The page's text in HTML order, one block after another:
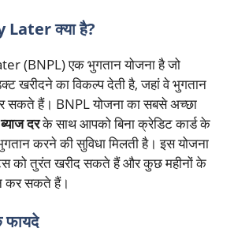
क्या है?
(BNPL) एक भुगतान योजना है जो
खरीदने का विकल्प देती है, जहां वे भुगतान
सकते हैं। BNPL योजना का सबसे अच्छा
दरके साथ आपको बिना क्रेडिट कार्ड के
करने की सुविधा मिलती है। इस योजना
को तुरंत खरीद सकते हैं और कुछ महीनों के
कर सकते हैं।
फायदे